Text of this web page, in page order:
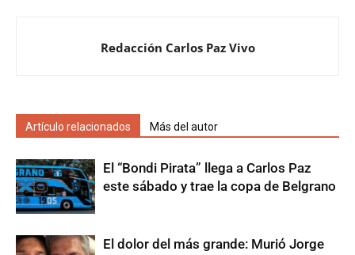
Redacción Carlos Paz Vivo
Artículo relacionados Más del autor
El “Bondi Pirata” llega a Carlos Paz
este sábado y trae la copa de Belgrano
El dolor del más grande: Murió Jorge